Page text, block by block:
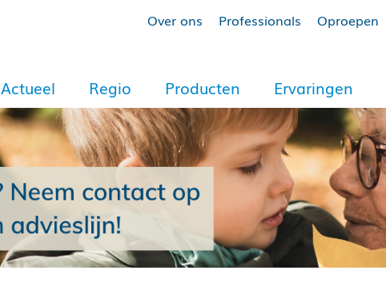
Over ons Professionals Oproepen
Actueel Regio Producten Ervaringen